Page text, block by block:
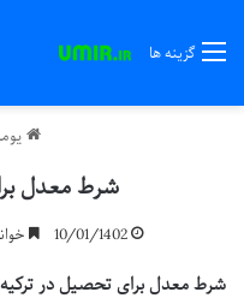
گزینه ها
شرط معدل
10/01/1402
شرط معدل برای تحصیل در